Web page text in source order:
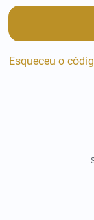
Esqueceu o